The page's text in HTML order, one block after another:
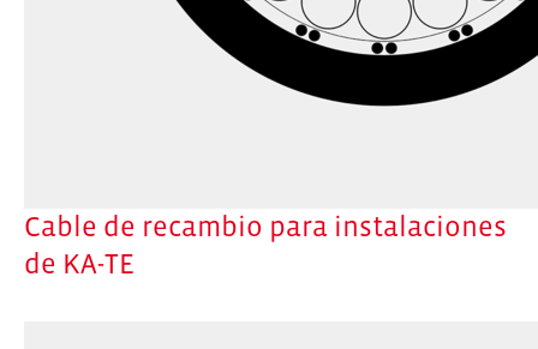
Cable de recambio para instalaciones
de KA-TE